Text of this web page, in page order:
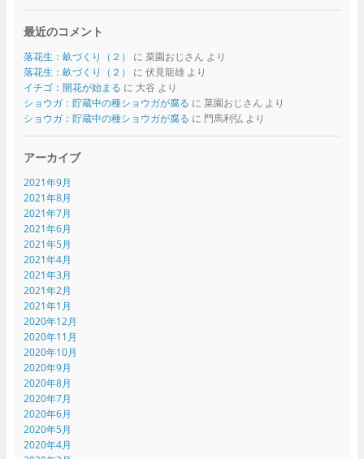
最近のコメント
落花生：畝づくり（２） に 菜園おじさん より
落花生：畝づくり（２）
に 伏見龍雄より
イチゴ：開花が始まる に 大谷 より
ショウガ：貯蔵中の種ショウガが腐る に 菜園おじさん より
ショウガ：貯蔵中の種ショウガが腐る に 門馬利弘 より
アーカイブ
2021年9月
2021年8月
2021年7月
2021年6月
2021年5月
2021年4月
2021年3月
2021年2月
2021年1月
2020年12月
2020年11月
2020年10月
2020年9月
2020年8月
2020年7月
2020年6月
2020年5月
2020年4月